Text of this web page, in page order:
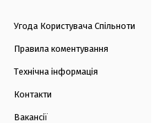
Угода Користувача Спільноти
Правила коментування
Технічна інформація
Контакти
Вакансії